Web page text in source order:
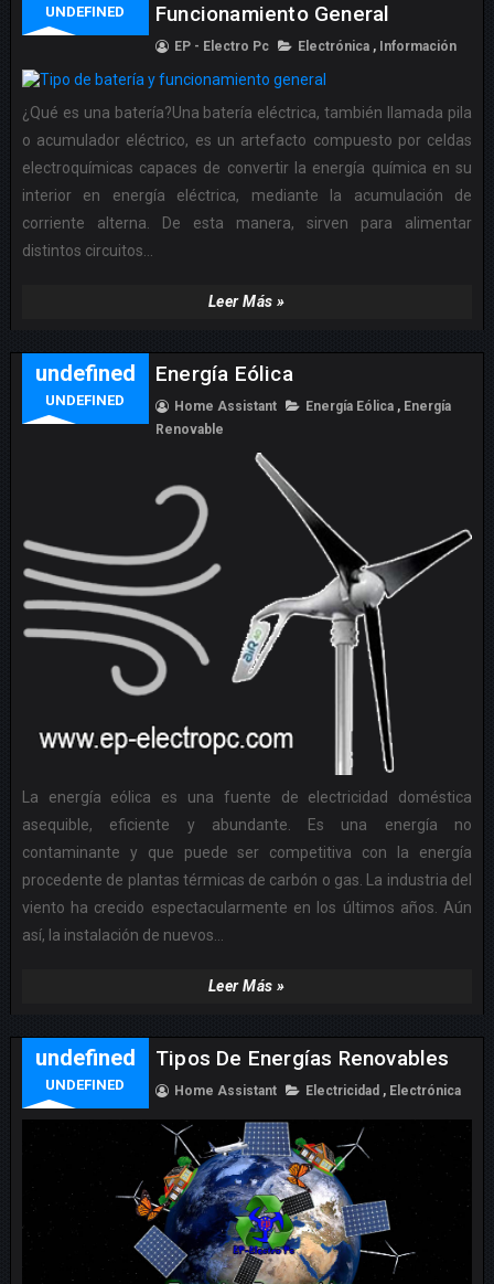
UNDEFINED
Funcionamiento General
EP - Electro Pc Electrónica , Información
¿Qué es una batería?Una batería eléctrica, también llamada pila
o acumulador eléctrico, es un artefacto compuesto por celdas
electroquímicas capaces de convertir la energía química en su
interior en energía eléctrica, mediante la acumulación de
corriente alterna. De esta manera, sirven para alimentar
distintos circuitos...
Leer Más »
undefined
UNDEFINED
Energía Eólica
Home Assistant Energía Eólica , Energía
Renovable
La energía eólica es una fuente de electricidad doméstica
asequible, eficiente y abundante. Es una energía no
contaminante y que puede ser competitiva con la energía
procedente de plantas térmicas de carbón o gas. La industria del
viento ha crecido espectacularmente en los últimos años. Aún
así, la instalación de nuevos...
Leer Más »
undefined
UNDEFINED
Tipos De Energías Renovables
Home Assistant Electricidad , Electrónica